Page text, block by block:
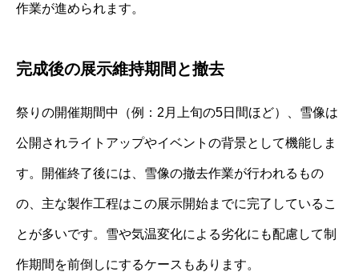
作業が進められます。
完成後の展示維持期間と撤去
祭りの開催期間中（例：2月上旬の5日間ほど）、雪像は
公開されライトアップやイベントの背景として機能しま
す。開催終了後には、雪像の撤去作業が行われるもの
の、主な製作工程はこの展示開始までに完了しているこ
とが多いです。雪や気温変化による劣化にも配慮して制
作期間を前倒しにするケースもあります。